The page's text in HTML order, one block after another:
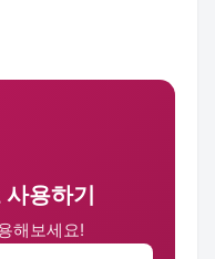
용하기
해보세요!